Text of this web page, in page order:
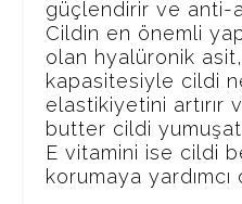
güçlendirir ve anti-
Cildin en önemli
olan hyalüronik
kapasitesiyle cildi
elastikiyetini artırır
butter cildi
E vitamini ise cildi
korumaya yardımcı